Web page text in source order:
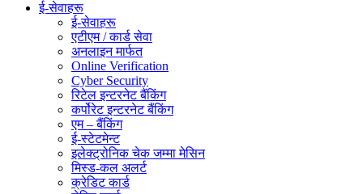
ई-सेवाहरू
ई-सेवाहरू
एटीएम / कार्ड सेवा
अनलाइन मार्फत
Online Verification
Cyber Security
रिटेल इन्टरनेट बैंकिंग
कर्पोरेट इन्टरनेट बैंकिंग
एम – बैंकिंग
ई-स्टेटमेन्ट
इलेक्ट्रोनिक चेक जम्मा मेसिन
मिस्ड-कल अलर्ट
क्रेडिट कार्ड